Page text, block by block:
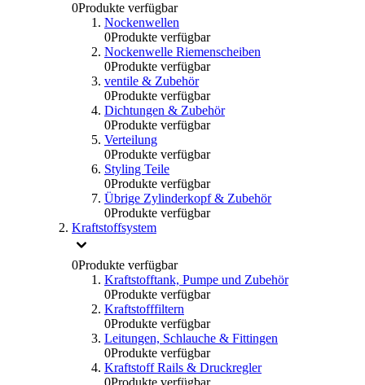
0Produkte verfügbar
Nockenwellen
0Produkte verfügbar
Nockenwelle Riemenscheiben
0Produkte verfügbar
ventile & Zubehör
0Produkte verfügbar
Dichtungen & Zubehör
0Produkte verfügbar
Verteilung
0Produkte verfügbar
Styling Teile
0Produkte verfügbar
Übrige Zylinderkopf & Zubehör
0Produkte verfügbar
Kraftstoffsystem
0Produkte verfügbar
Kraftstofftank, Pumpe und Zubehör
0Produkte verfügbar
Kraftstofffiltern
0Produkte verfügbar
Leitungen, Schlauche & Fittingen
0Produkte verfügbar
Kraftstoff Rails & Druckregler
0Produkte verfügbar